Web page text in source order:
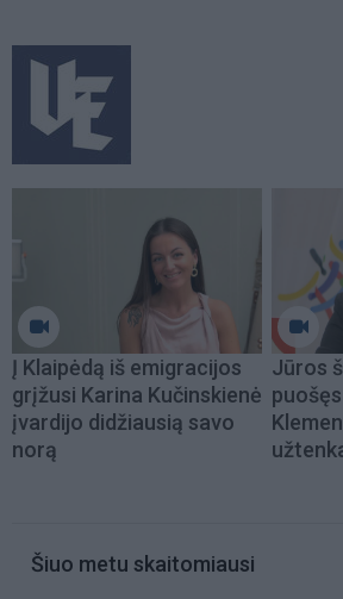
Į Klaipėdą iš emigracijos
grįžusi Karina Kučinskienė
įvardijo didžiausią savo
norą
Jūros
Šiuo metu skaitomiausi